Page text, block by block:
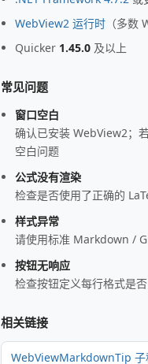
WebView2 运行时 （多数
Quicker 1.45.0 及以上
常见问题
窗口空白
确认已安装 WebView2；
空白问题
公式没有渲染
检查是否使用了正确的
样式异常
请使用标准 Markdown /
按钮无响应
检查按钮定义每行格式是
相关链接
WebViewMarkdownTip 子